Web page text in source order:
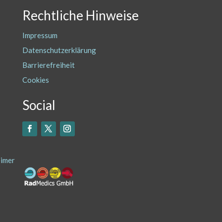
Rechtliche Hinweise
Impressum
Datenschutzerklärung
Barrierefreiheit
Cookies
Social